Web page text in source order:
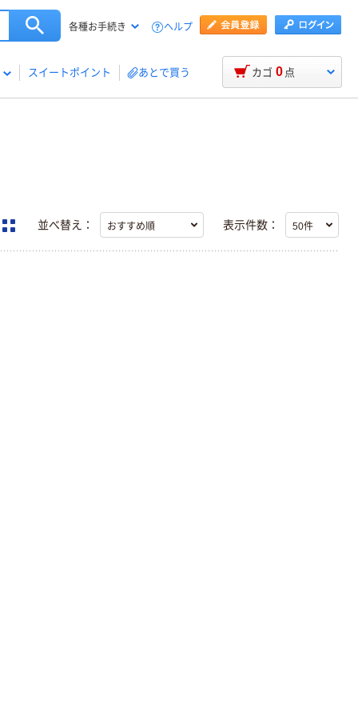
各種お手続き ヘルプ
スイートポイント あとで買う カゴ 0 点
並べ替え： 表示件数：